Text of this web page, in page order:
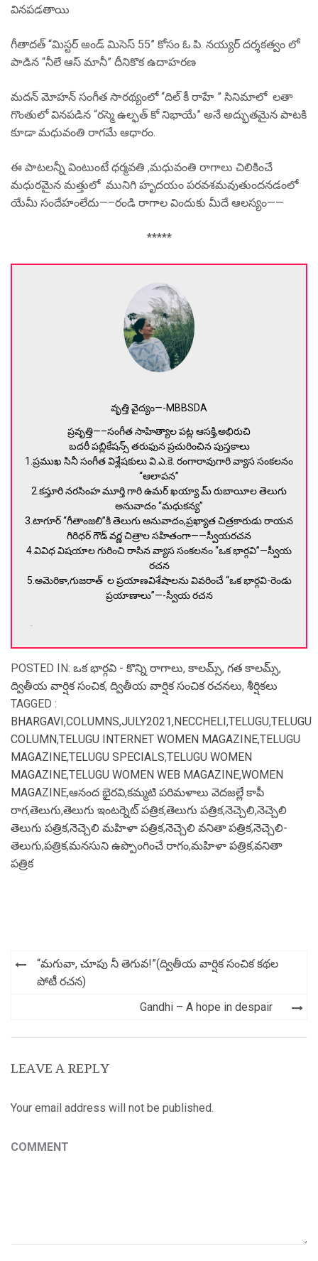
వినపడతాయి
గీతాదత్ “మిస్టర్ అండ్ మిసెస్ 55” కోసం ఓ.పి. నయ్యర్ దర్శకత్వం లో
పాడిన “నీలే ఆస్ మానీ” దీనికొక ఉదాహరణ
మదన్ మోహన్ సంగీత సారథ్యంలో “దిల్ కీ రాహే ” సినిమాలో లతా
గొంతులో వినపడిన “రస్మె ఉల్ఫత్ కో నిభాయే” అనే అద్భుతమైన పాటకి
కూడా మధువంతి రాగమే ఆధారం.
ఈ పాటలన్నీ వింటుంటే ధర్మవతి ,మధువంతి రాగాలు చిలికించే
మధురమైన మత్తులో మునిగి హృదయం పరవశమవుతుందనడంలో
యేమీ సందేహంలేదు—–రండి రాగాల విందుకు మీదే ఆలస్యం——
*****
వృత్తి వైద్యం—-MBBSDA
ప్రవృత్తి—–సంగీత సాహిత్యాల పట్ల ఆసక్తి,అభిరుచి
బదరీ పబ్లికేషన్స్ తరుఫున ప్రచురించిన పుస్తకాలు
1.ప్రముఖ సినీ సంగీత విశ్లేషకులు వి.ఎ.కె. రంగారావుగారి వ్యాస సంకలనం
“ఆలాపన”
2.కస్తూరి నరసింహ మూర్తి గారి ఉమర్ ఖయ్యా మ్ రుబాయీల తెలుగు
అనువాదం “మధుకన్య”
3.టాగూర్ “గీతాంజలి”కి తెలుగు అనువాదం,ప్రఖ్యాత చిత్రకారుడు రాయన
గిరిధర్ గౌడ్ వర్ణ చిత్రాల సహితంగా——స్వీయరచన
4.వివిధ విషయాల గురించి రాసిన వ్యాస సంకలనం “ఒక భార్గవి”—స్వీయ
రచన
5.అమెరికా,గుజరాత్ ల ప్రయాణవిశేషాలను వివరించే “ఒక భార్గవి-రెండు
ప్రయాణాలు”—-స్వీయ రచన
-
POSTED IN: ఒక భార్గవి - కొన్ని రాగాలు, కాలమ్స్, గత కాలమ్స్,
ద్వితీయ వార్షిక సంచిక, ద్వితీయ వార్షిక సంచిక రచనలు, శీర్షికలు
TAGGED :
BHARGAVI ,COLUMNS,JULY2021,NECCHELI ,TELUGU,TELUGU
COLUMN,TELUGU INTERNET WOMEN MAGAZINE,TELUGU
MAGAZINE,TELUGU SPECIALS,TELUGU WOMEN
MAGAZINE,TELUGU WOMEN WEB MAGAZINE,WOMEN
MAGAZINE,ఆనంద భైరవి,కమ్మటి పరిమళాలు వెదజల్లే కాపీ
రాగ,తెలుగు,తెలుగు ఇంటర్నెట్ పత్రిక,తెలుగు పత్రిక,నెచ్చెలి,నెచ్చెలి
తెలుగు పత్రిక,నెచ్చెలి మహిళా పత్రిక,నెచ్చెలి వనితా పత్రిక,నెచ్చెలి-
తెలుగు,పత్రిక,మనసుని ఉప్పొంగించే రాగం,మహిళా పత్రిక,వనితా
పత్రిక
Post
navigation
“మగువా, చూపు నీ తెగువ!”(ద్వితీయ వార్షిక సంచిక కథల
పోటీ రచన)
Gandhi – A hope in despair
LEAVE A REPLY
Your email address will not be published.
COMMENT